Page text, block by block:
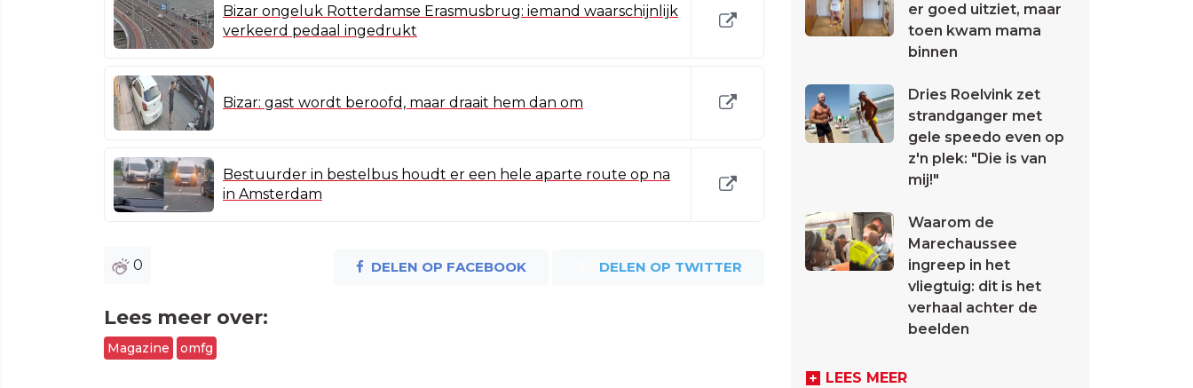
Bizar ongeluk Rotterdamse Erasmusbrug: iemand waarschijnlijk
verkeerd pedaal ingedrukt
Bizar: gast wordt beroofd, maar draait hem dan om
Bestuurder in bestelbus houdt er een hele aparte route op na
in Amsterdam
0 DELEN OP FACEBOOK DELEN OP TWITTER
Lees meer over:
Magazine omfg
er goed uitziet, maar
toen kwam mama
binnen
Dries Roelvink zet
strandganger met
gele speedo even op
z'n plek: "Die is van
mij!"
Waarom de
Marechaussee
ingreep in het
vliegtuig: dit is het
verhaal achter de
beelden
LEES MEER